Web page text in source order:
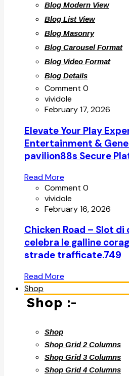
Blog Modern View
Blog List View
Blog Masonry
Blog Carousel Format
Blog Video Format
Blog Details
Comment 0
vividole
February 17, 2026
Elevate Your Play
Entertainment &
pavilion88s Secure
Read More
Comment 0
vividole
February 16, 2026
Chicken Road – Slot
celebra le galline
strade trafficate.749
Read More
Shop
Shop :-
Shop
Shop Grid 2 Columns
Shop Grid 3 Columns
Shop Grid 4 Columns